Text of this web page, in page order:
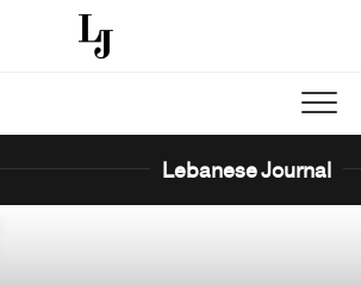
Lebanese Journal